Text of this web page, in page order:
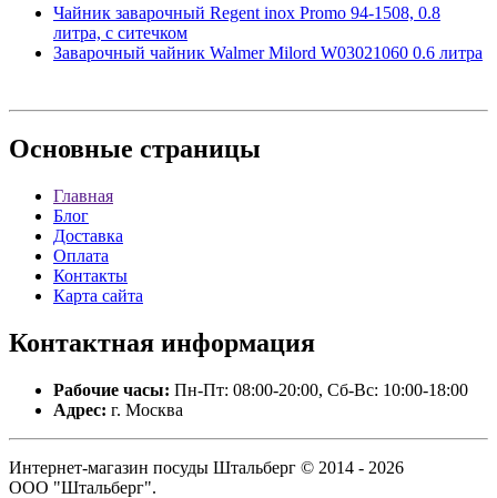
Чайник заварочный Regent inox Promo 94-1508, 0.8
литра, с ситечком
Заварочный чайник Walmer Milord W03021060 0.6 литра
Основные страницы
Главная
Блог
Доставка
Оплата
Контакты
Карта сайта
Контактная информация
Рабочие часы: Пн-Пт: 08:00-20:00, Сб-Вс: 10:00-18:00
Адрес: г. Москва
Интернет-магазин посуды Штальберг © 2014 - 2026
ООО "Штальберг".